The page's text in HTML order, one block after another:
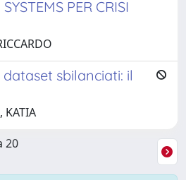
PER CRISI
sbilanciati: il
KATIA
20